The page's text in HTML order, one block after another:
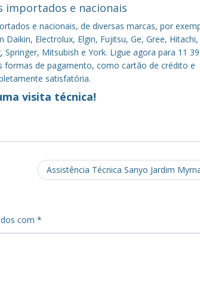
importados e nacionais
e nacionais, de diversas marcas, por
Electrolux, Elgin, Fujitsu, Ge, Gree, Hitachi,
Mitsubish e York. Ligue agora para 11
formas de pagamento, como cartão de crédito e
satisfatória.
visita técnica!
Assistência Técnica Sanyo Jardim
com *